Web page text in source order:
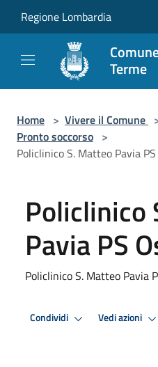
Regione Lombardia
Terme
Home > Vivere il Comune
Pronto soccorso >
Policlinico S. Matteo Pavia
Policlinico
Pavia PS
Policlinico S. Matteo Pavia
Condividi Vedi azioni